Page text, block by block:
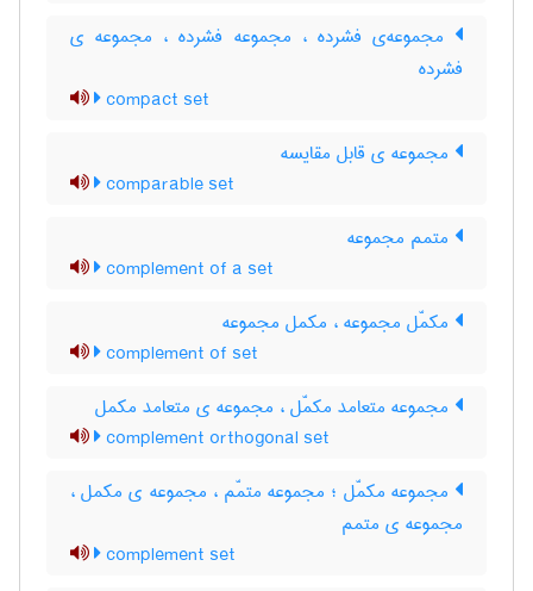
مجموعه‌ی فشرده ، مجموعه فشرده ، مجموعه ی
فشرده
compact set
مجموعه ی قابل مقایسه
comparable set
متمم مجموعه
complement of a set
مکمّل مجموعه ، مکمل مجموعه
complement of set
مجموعه متعامد مکمّل ، مجموعه ی متعامد مکمل
complement orthogonal set
مجموعه مکمّل ؛ مجموعه متمّم ، مجموعه ی مکمل ،
مجموعه ی متمم
complement set